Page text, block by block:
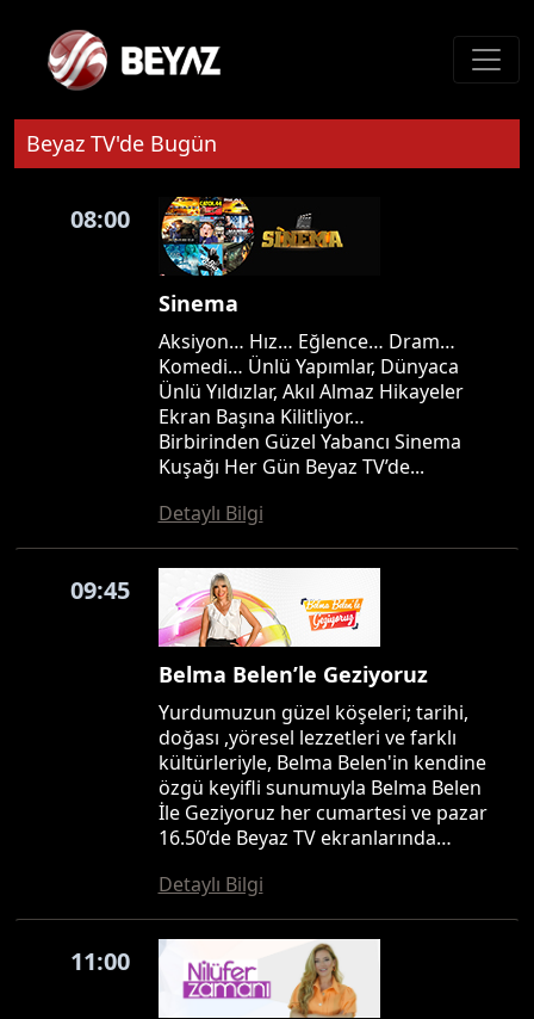
Beyaz TV'de Bugün
08:00
Sinema
Aksiyon… Hız… Eğlence… Dram…
Komedi… Ünlü Yapımlar, Dünyaca
Ünlü Yıldızlar, Akıl Almaz Hikayeler
Ekran Başına Kilitliyor…
Birbirinden Güzel Yabancı Sinema
Kuşağı Her Gün Beyaz TV’de...
Detaylı Bilgi
09:45
Belma Belen’le Geziyoruz
Yurdumuzun güzel köşeleri; tarihi,
doğası ,yöresel lezzetleri ve farklı
kültürleriyle, Belma Belen'in kendine
özgü keyifli sunumuyla Belma Belen
İle Geziyoruz her cumartesi ve pazar
16.50’de Beyaz TV ekranlarında…
Detaylı Bilgi
11:00